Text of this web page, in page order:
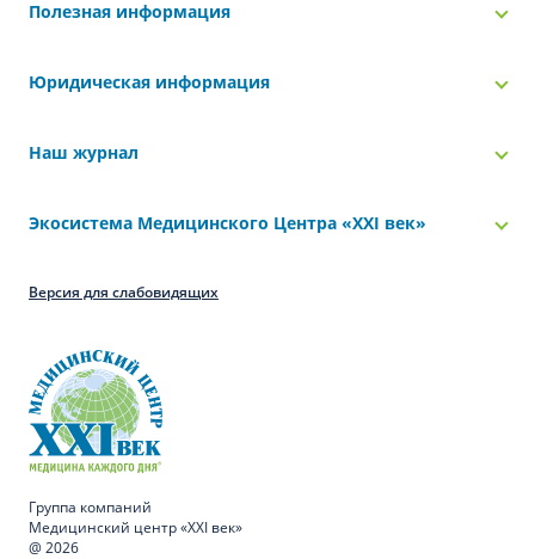
Полезная информация
Юридическая информация
Наш журнал
Экосистема Медицинского Центра «‎XXI век»
Версия для слабовидящих
Группа компаний
Медицинский центр «XXI век»
@ 2026